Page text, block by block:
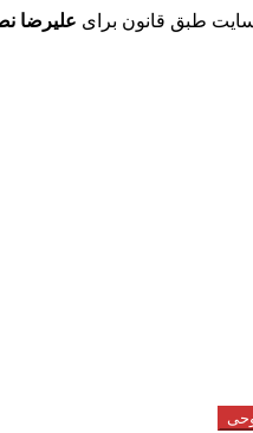
طبق قانون برای علیرضا